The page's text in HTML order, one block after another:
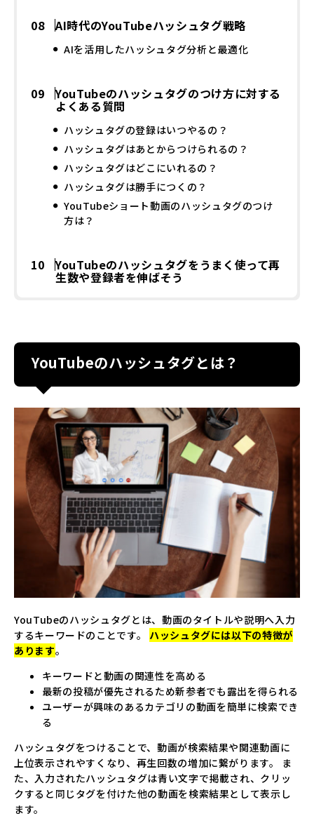
AI時代のYouTubeハッシュタグ戦略
AIを活用したハッシュタグ分析と最適化
YouTubeのハッシュタグのつけ方に対する
よくある質問
ハッシュタグの登録はいつやるの？
ハッシュタグはあとからつけられるの？
ハッシュタグはどこにいれるの？
ハッシュタグは勝手につくの？
YouTubeショート動画のハッシュタグのつけ
方は？
YouTubeのハッシュタグをうまく使って再
生数や登録者を伸ばそう
YouTubeのハッシュタグとは？
YouTubeのハッシュタグとは、動画のタイトルや説明へ入力
するキーワードのことです。 ハッシュタグには以下の特徴が
あります。
キーワードと動画の関連性を高める
最新の投稿が優先されるため新参者でも露出を得られる
ユーザーが興味のあるカテゴリの動画を簡単に検索でき
る
ハッシュタグをつけることで、動画が検索結果や関連動画に
上位表示されやすくなり、再生回数の増加に繋がります。 ま
た、入力されたハッシュタグは青い文字で掲載され、クリッ
クすると同じタグを付けた他の動画を検索結果として表示し
ます。